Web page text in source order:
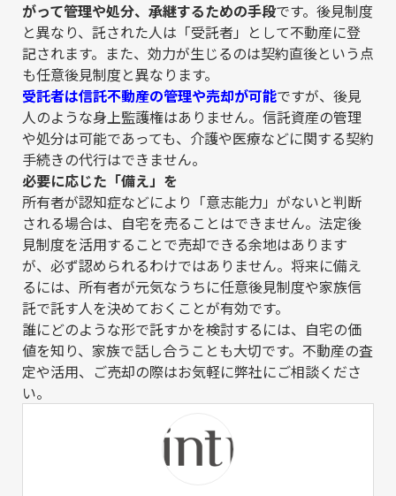
がって管理や処分、承継するための手段です。後見制度
と異なり、託された人は「受託者」として不動産に登
記されます。また、効力が生じるのは契約直後という点
も任意後見制度と異なります。
受託者は信託不動産の管理や売却が可能ですが、後見
人のような身上監護権はありません。信託資産の管理
や処分は可能であっても、介護や医療などに関する契約
手続きの代行はできません。
必要に応じた「備え」を
所有者が認知症などにより「意志能力」がないと判断
される場合は、自宅を売ることはできません。法定後
見制度を活用することで売却できる余地はあります
が、必ず認められるわけではありません。将来に備え
るには、所有者が元気なうちに任意後見制度や家族信
託で託す人を決めておくことが有効です。
誰にどのような形で託すかを検討するには、自宅の価
値を知り、家族で話し合うことも大切です。不動産の査
定や活用、ご売却の際はお気軽に弊社にご相談くださ
い。